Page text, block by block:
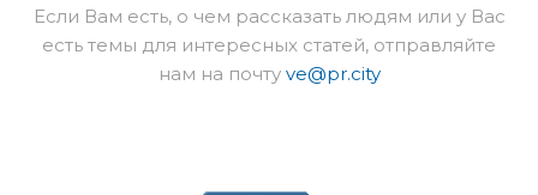
Если Вам есть, о чем рассказать людям или у Вас
есть темы для интересных статей, отправляйте
нам на почту ve@pr.city